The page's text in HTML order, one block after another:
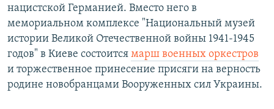
нацистской Германией. Вместо него в
мемориальном комплексе "Национальный музей
истории Великой Отечественной войны 1941-1945
годов" в Киеве состоится марш военных оркестров
и торжественное принесение присяги на верность
родине новобранцами Вооруженных сил Украины.